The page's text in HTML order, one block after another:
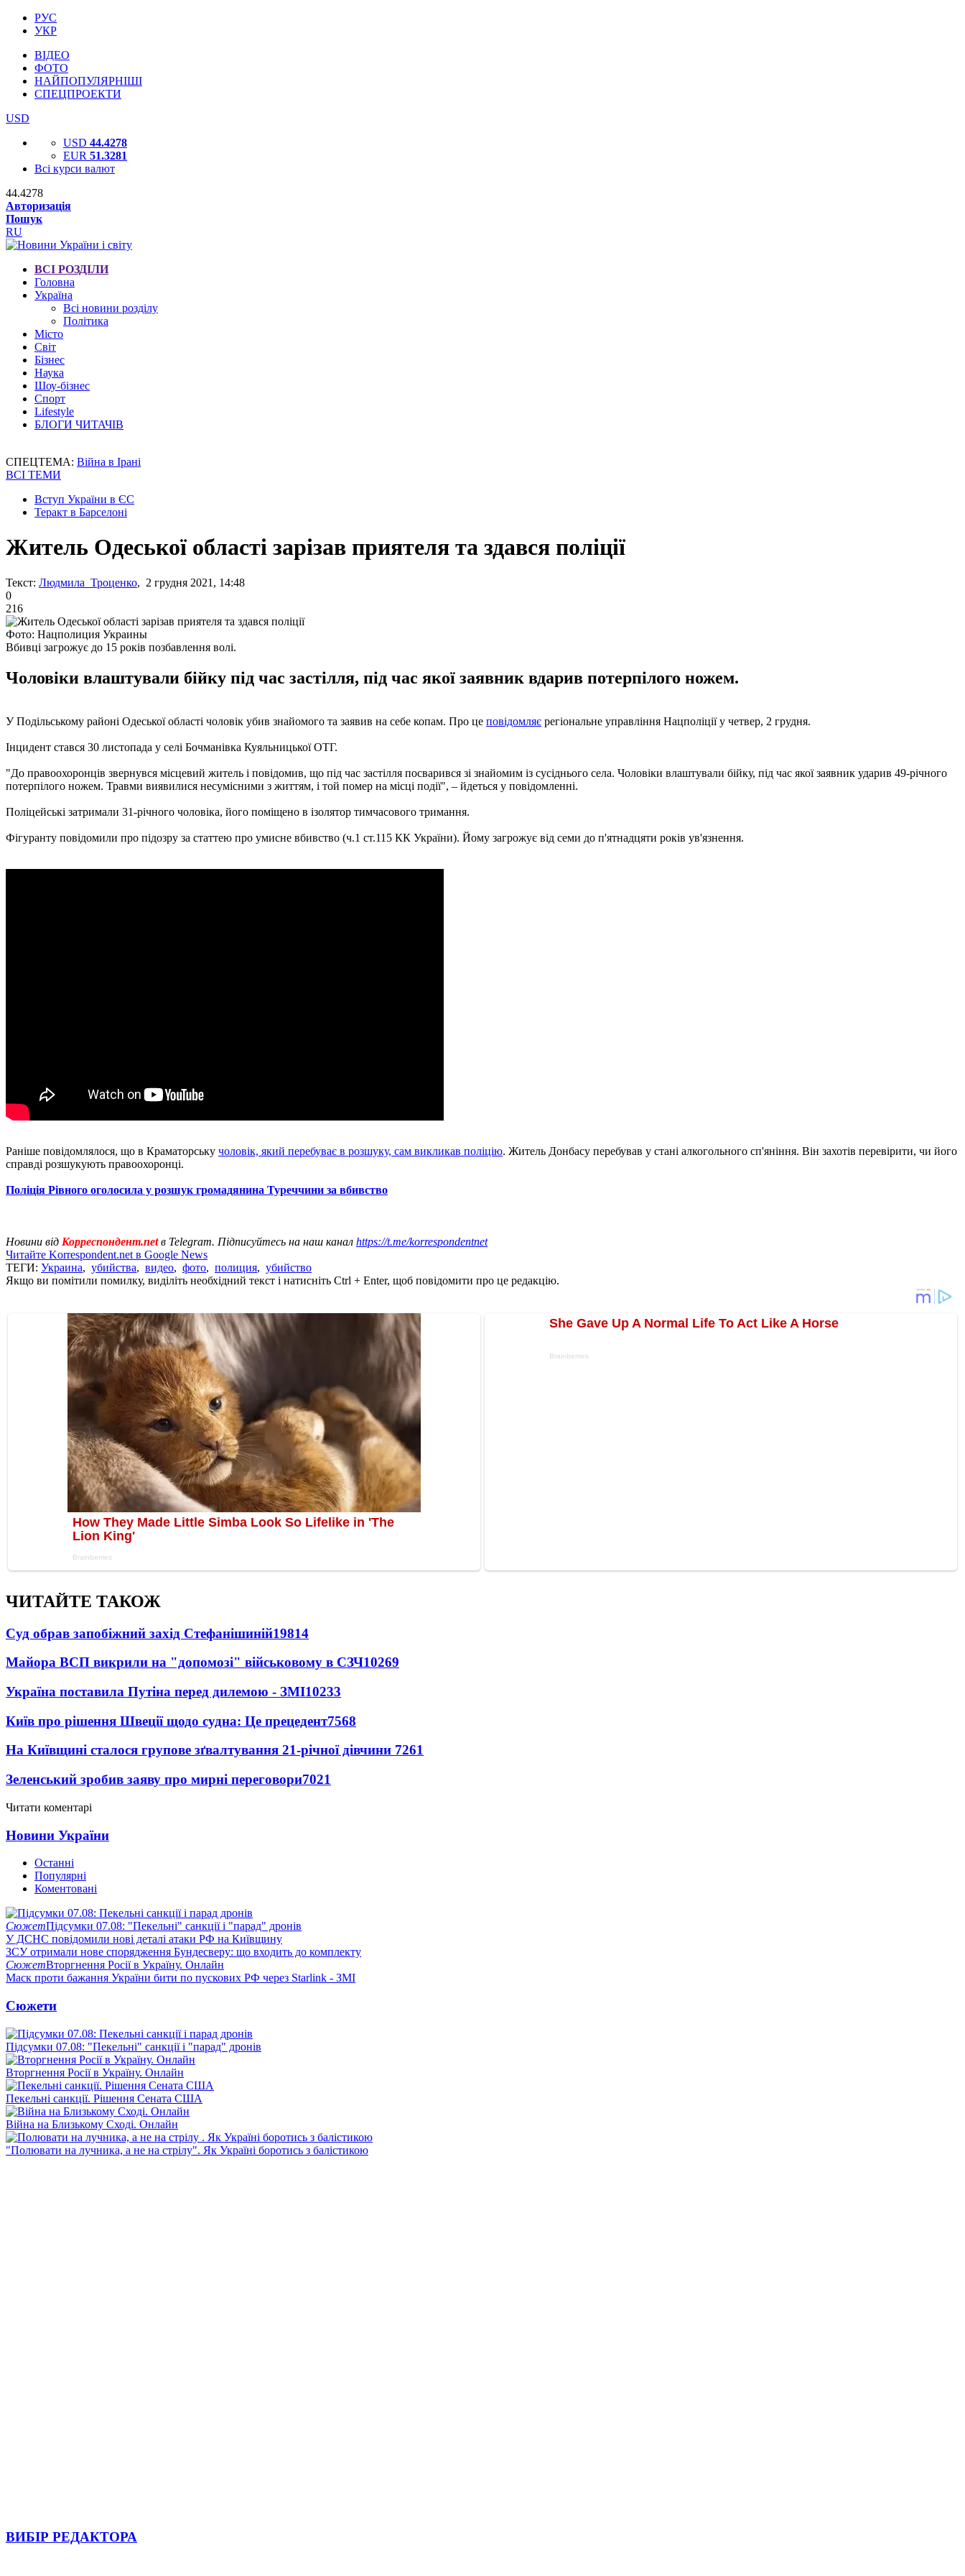
РУС
УКР
ВІДЕО
ФОТО
НАЙПОПУЛЯРНІШІ
СПЕЦПРОЕКТИ
USD
USD 44.4278
EUR 51.3281
Всі курси валют
44.4278
Авторизація
Пошук
RU
ВСІ РОЗДІЛИ
Головна
Україна
Всі новини розділу
Політика
Місто
Світ
Бізнес
Наука
Шоу-бізнес
Спорт
Lifestyle
БЛОГИ ЧИТАЧІВ
СПЕЦТЕМА: Війна в Ірані
ВСІ ТЕМИ
Вступ України в ЄС
Теракт в Барселоні
Житель Одеської області зарізав приятеля та здався поліції
Текст: Людмила Троценко, 2 грудня 2021, 14:48
0
216
Фото: Нацполиция Украины
Вбивці загрожує до 15 років позбавлення волі.
Чоловіки влаштували бійку під час застілля, під час якої заявник вдарив потерпілого ножем.
У Подільському районі Одеської області чоловік убив знайомого та заявив на себе копам. Про це повідомляє регіональне управління Нацполіції у четвер, 2 грудня.
Інцидент стався 30 листопада у селі Бочманівка Куяльницької ОТГ.
"До правоохоронців звернувся місцевий житель і повідомив, що під час застілля посварився зі знайомим із сусіднього села. Чоловіки влаштували бійку, під час якої заявник ударив 49-річного
потерпілого ножем. Травми виявилися несумісними з життям, і той помер на місці події", – йдеться у повідомленні.
Поліцейські затримали 31-річного чоловіка, його поміщено в ізолятор тимчасового тримання.
Фігуранту повідомили про підозру за статтею про умисне вбивство (ч.1 ст.115 КК України). Йому загрожує від семи до п'ятнадцяти років ув'язнення.
Раніше повідомлялося, що в Краматорську чоловік, який перебуває в розшуку, сам викликав поліцію. Житель Донбасу перебував у стані алкогольного сп'яніння. Він захотів перевірити, чи його
справді розшукують правоохоронці.
Поліція Рівного оголосила у розшук громадянина Туреччини за вбивство
Новини від Корреспондент.netв Telegram. Підписуйтесь на наш канал https://t.me/korrespondentnet
Читайте Korrespondent.net в Google News
ТЕГИ: Украина, убийства, видео, фото, полиция, убийство
Якщо ви помітили помилку, виділіть необхідний текст і натисніть Ctrl + Enter, щоб повідомити про це редакцію.
ЧИТАЙТЕ ТАКОЖ
Суд обрав запобіжний захід Стефанішиній19814
Майора ВСП викрили на "допомозі" військовому в СЗЧ10269
Україна поставила Путіна перед дилемою - ЗМІ10233
Київ про рішення Швеції щодо судна: Це прецедент7568
На Київщині сталося групове зґвалтування 21-річної дівчини 7261
Зеленський зробив заяву про мирні переговори7021
Читати коментарі
Новини України
Останні
Популярні
Коментовані
СюжетПідсумки 07.08: "Пекельні" санкції і "парад" дронів
У ДСНС повідомили нові деталі атаки РФ на Київщину
ЗСУ отримали нове спорядження Бундесверу: що входить до комплекту
СюжетВторгнення Росії в Україну. Онлайн
Маск проти бажання України бити по пускових РФ через Starlink - ЗМІ
Сюжети
Підсумки 07.08: "Пекельні" санкції і "парад" дронів
Вторгнення Росії в Україну. Онлайн
Пекельні санкції. Рішення Сената США
Війна на Близькому Сході. Онлайн
"Полювати на лучника, а не на стрілу". Як Україні боротись з балістикою
ВИБІР РЕДАКТОРА